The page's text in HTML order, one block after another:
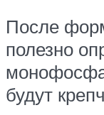
После
полезно
будут